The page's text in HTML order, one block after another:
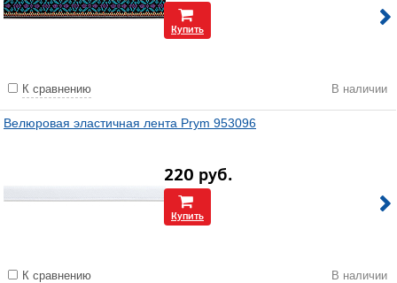
Купить
К сравнению В наличии
Велюровая эластичная лента Prym 953096
220 руб.
Купить
К сравнению В наличии